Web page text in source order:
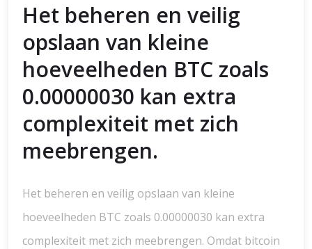
Het beheren en veilig
opslaan van kleine
hoeveelheden BTC zoals
0.00000030 kan extra
complexiteit met zich
meebrengen.
Het beheren en veilig opslaan van kleine
hoeveelheden BTC zoals 0.00000030 kan extra
complexiteit met zich meebrengen. Omdat bitcoin